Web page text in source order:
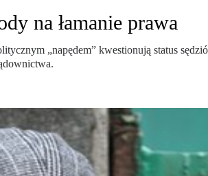
na łamanie prawa
„napędem” kwestionują status